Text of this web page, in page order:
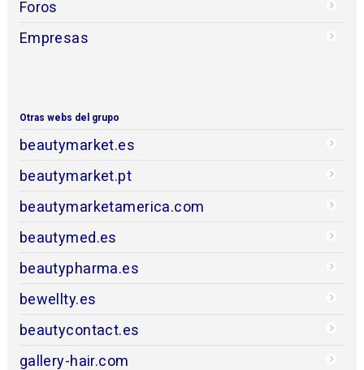
Foros
Empresas
Otras webs del grupo
beautymarket.es
beautymarket.pt
beautymarketamerica.com
beautymed.es
beautypharma.es
bewellty.es
beautycontact.es
gallery-hair.com